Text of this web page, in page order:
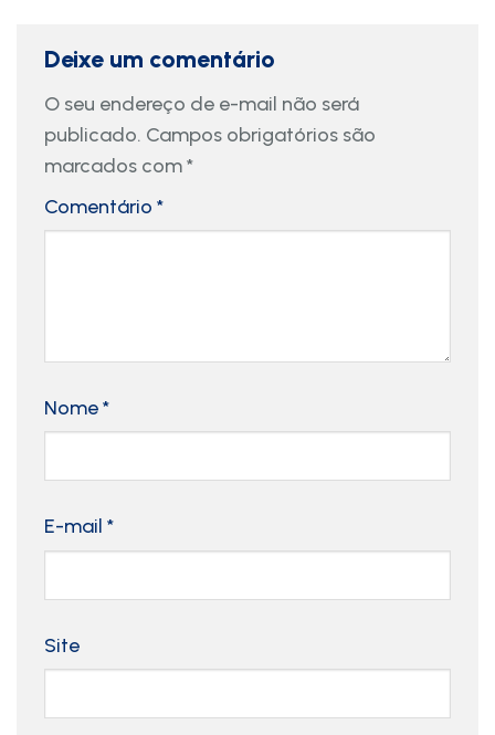
Deixe um comentário
O seu endereço de e-mail não será
publicado. Campos obrigatórios são
marcados com*
Comentário *
Nome*
E-mail *
Site